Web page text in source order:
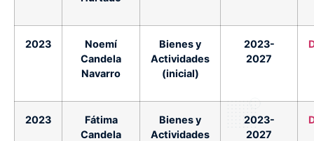
2023
Noemí
Candela
Navarro
Bienes y
Actividades
(inicial)
2023-
2027
2023
Fátima
Candela
Bienes y
Actividades
2023-
2027